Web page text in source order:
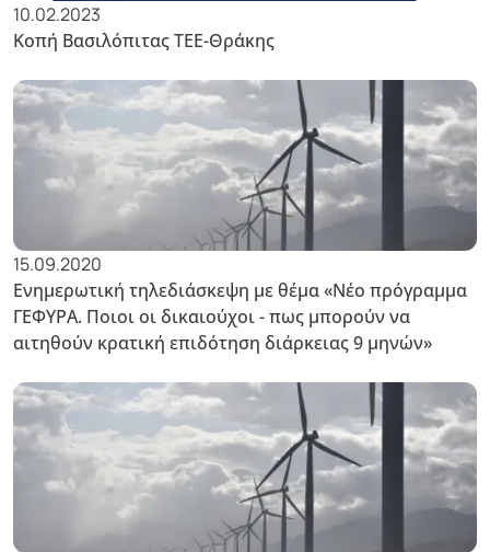
10.02.2023
Κοπή Βασιλόπιτας ΤΕΕ-Θράκης
15.09.2020
Ενημερωτική τηλεδιάσκεψη με θέμα «Νέο πρόγραμμα
ΓΕΦΥΡΑ. Ποιοι οι δικαιούχοι - πως μπορούν να
αιτηθούν κρατική επιδότηση διάρκειας 9 μηνών»